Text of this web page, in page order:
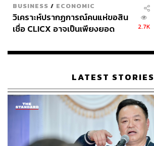
BUSINESS / ECONOMIC
วิเคราะห์ปรากฏการณ์คนแห่ขอสิน
เชื่อ CLICX อาจเป็นเพียงยอด
เรือนไทยที่ถูกซุกไว้
2.7K
LATEST STORIES